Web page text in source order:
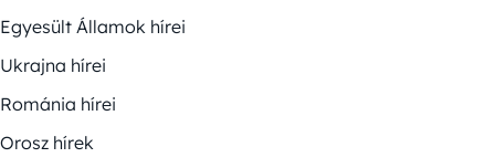
Egyesült Államok hírei
Ukrajna hírei
Románia hírei
Orosz hírek